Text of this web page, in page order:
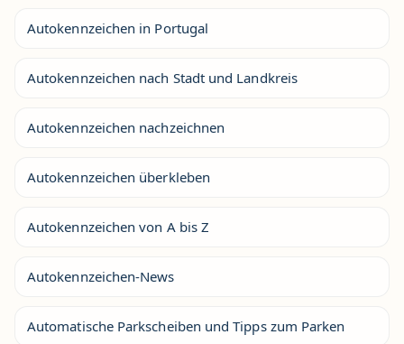
Autokennzeichen in Portugal
Autokennzeichen nach Stadt und Landkreis
Autokennzeichen nachzeichnen
Autokennzeichen überkleben
Autokennzeichen von A bis Z
Autokennzeichen-News
Automatische Parkscheiben und Tipps zum Parken